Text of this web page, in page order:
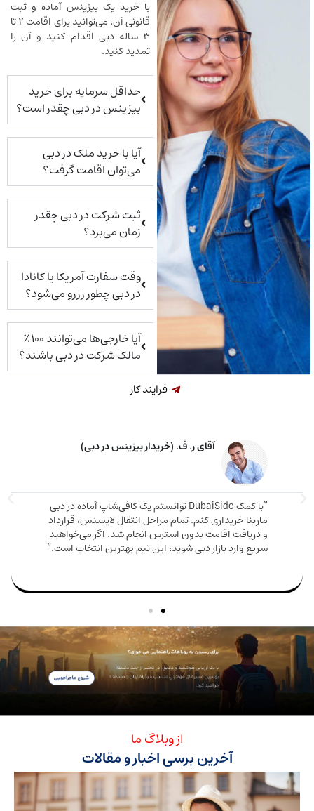
با خرید یک بیزینس آماده و ثبت
قانونی آن، می‌توانید برای اقامت ۲ تا
۳ ساله دبی اقدام کنید و آن را
تمدید کنید.
حداقل سرمایه برای خرید
بیزینس در دبی چقدر است؟
آیا با خرید ملک در دبی
می‌توان اقامت گرفت؟
ثبت شرکت در دبی چقدر
زمان می‌برد؟
وقت سفارت آمریکا یا کانادا
در دبی چطور رزرو می‌شود؟
آیا خارجی‌ها می‌توانند ۱۰۰٪
مالک شرکت در دبی باشند؟
آقای ر. ف. (خریدار بیزینس در دبی)
“با کمک DubaiSide توانستم یک کافی‌شاپ آماده در دبی
خریداری کنم. تمام مراحل انتقال لایسنس، قرارداد
اقامت بدون استرس انجام شد. اگر می‌خواهید
وارد بازار دبی شوید، این تیم بهترین انتخاب است.”
آخرین برسی اخبار و مقالات